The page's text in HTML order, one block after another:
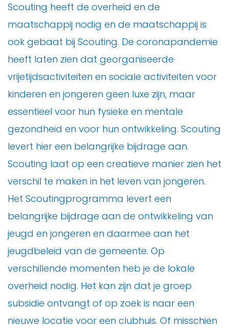
Scouting heeft de overheid en de
maatschappij nodig en de maatschappij is
ook gebaat bij Scouting. De coronapandemie
heeft laten zien dat georganiseerde
vrijetijdsactiviteiten en sociale activiteiten voor
kinderen en jongeren geen luxe zijn, maar
essentieel voor hun fysieke en mentale
gezondheid en voor hun ontwikkeling. Scouting
levert hier een belangrijke bijdrage aan.
Scouting laat op een creatieve manier zien het
verschil te maken in het leven van jongeren.
Het Scoutingprogramma levert een
belangrijke bijdrage aan de ontwikkeling van
jeugd en jongeren en daarmee aan het
jeugdbeleid van de gemeente. Op
verschillende momenten heb je de lokale
overheid nodig. Het kan zijn dat je groep
subsidie ontvangt of op zoek is naar een
nieuwe locatie voor een clubhuis. Of misschien